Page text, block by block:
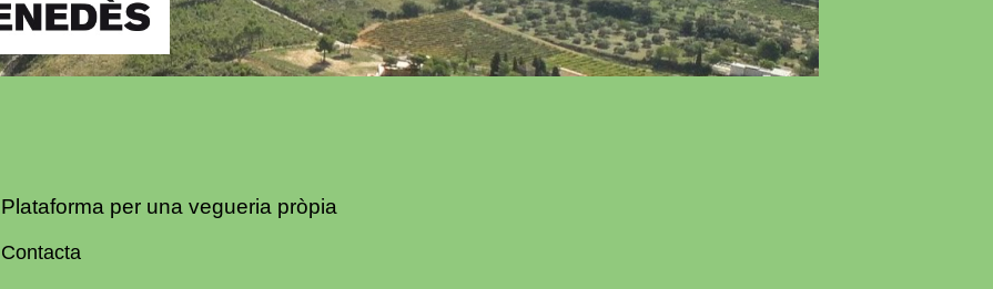
Plataforma per una vegueria pròpia
Contacta